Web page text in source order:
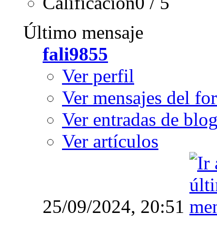
Último mensaje
fali9855
Ver perfil
Ver mensajes del
Ver entradas de
Ver artículos
25/09/2024, 20:51